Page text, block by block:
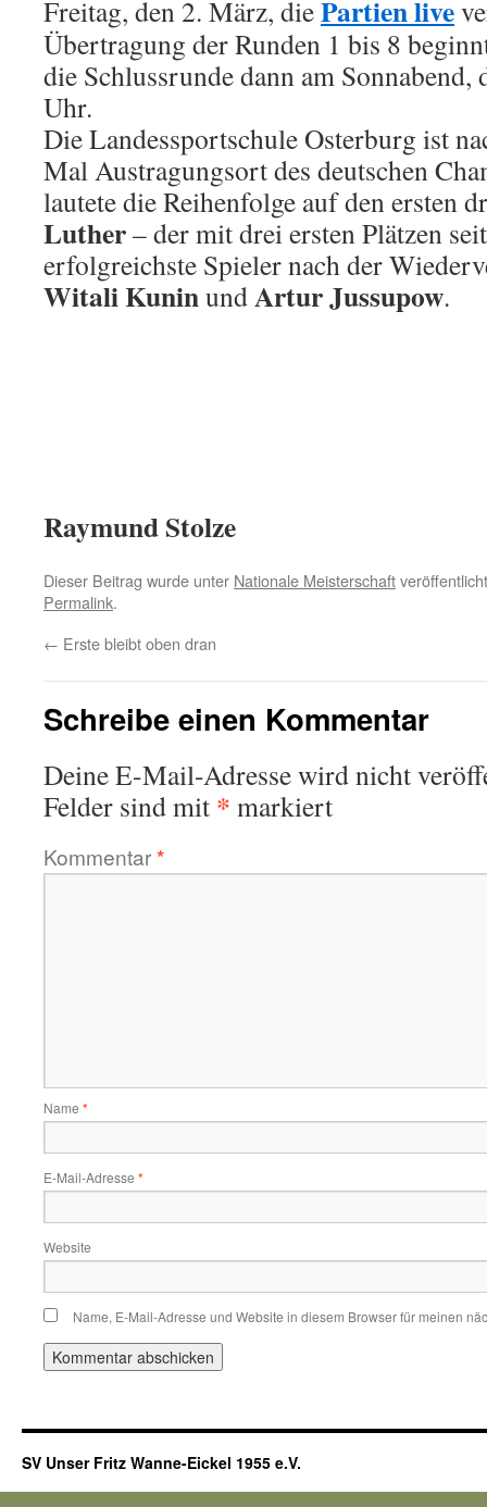
Freitag, den 2. März, diePartien live
Übertragung der Runden 1 bis 8
die Schlussrunde dann am Sonnabend,
Uhr.
Die Landessportschule Osterburg ist
Mal Austragungsort des deutschen
lautete die Reihenfolge auf den ersten
Luther– der mit drei ersten Plätzen
erfolgreichste Spieler nach der
Witali KuninundArtur Jussupow.
Raymund Stolze
Dieser Beitrag wurde unter Nationale Meisterschaft
Permalink.
← Erste bleibt oben dran
Schreibe einen Kommentar
Deine E-Mail-Adresse wird nicht
Felder sind mit * markiert
Kommentar*
Name *
E-Mail-Adresse *
Website
Name, E-Mail-Adresse und Website in diesem Browser für meinen
SV Unser Fritz Wanne-Eickel 1955 e.V.